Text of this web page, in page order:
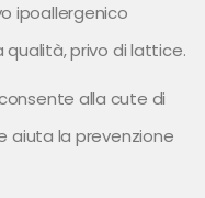
ipoallergenico
privo di lattice.
alla cute di
aiuta la prevenzione